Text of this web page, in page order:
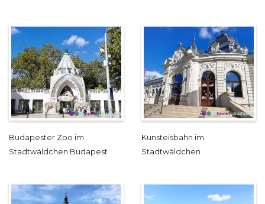
Budapester Zoo im
Stadtwäldchen Budapest
Kunsteisbahn im
Stadtwäldchen